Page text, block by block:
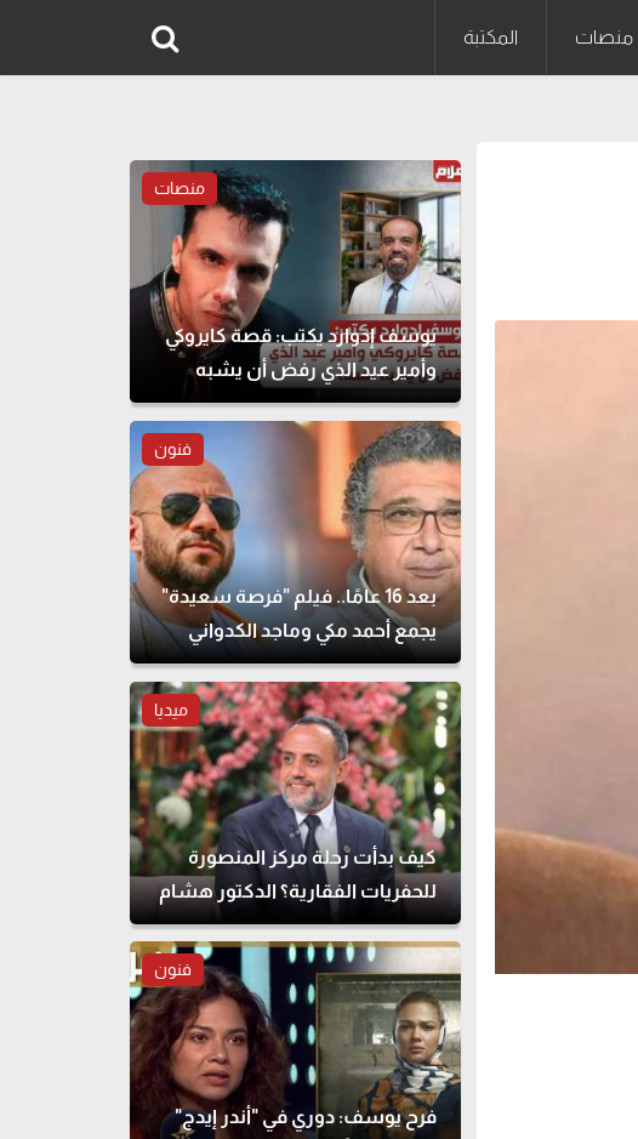
منصات المكتبة
منصات
يوسف إدوارد يكتب: قصة كايروكي
وأمير عيد الذي رفض أن يشبه
نفسه
فنون
بعد 16 عامًا.. فيلم "فرصة سعيدة"
يجمع أحمد مكي وماجد الكدواني
مجددًا
ميديا
كيف بدأت رحلة مركز المنصورة
للحفريات الفقارية؟ الدكتور هشام
سلام يوضح
فنون
فرح يوسف: دوري في "أندر إيدج"